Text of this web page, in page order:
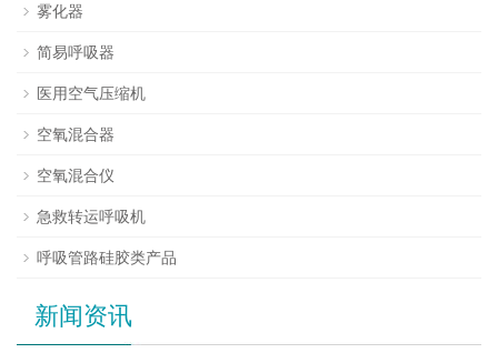
雾化器
简易呼吸器
医用空气压缩机
空氧混合器
空氧混合仪
急救转运呼吸机
呼吸管路硅胶类产品
新闻资讯